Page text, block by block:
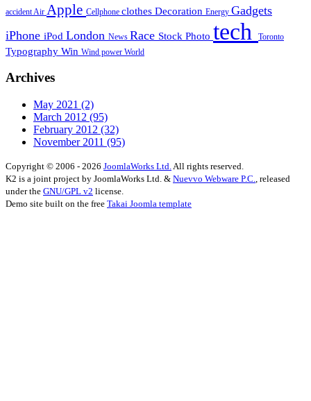
accident Air Apple Cellphone clothes Decoration Energy Gadgets
iPhone iPod London News Race Stock Photo tech Toronto
Typography Win Wind power World
Archives
May 2021 (2)
March 2012 (95)
February 2012 (32)
November 2011 (95)
Copyright © 2006 - 2026 JoomlaWorks Ltd.All rights reserved.
K2 is a joint project by JoomlaWorks Ltd. & Nuevvo Webware P.C., released
under the GNU/GPL v2 license.
Demo site built on the free Takai Joomla template